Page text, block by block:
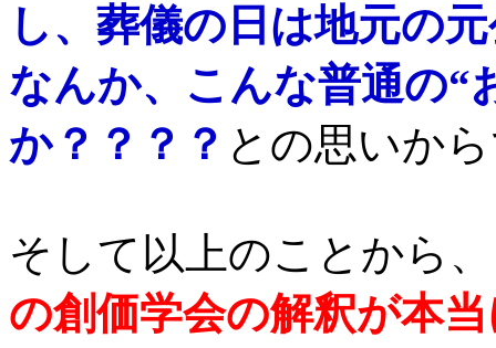
し、葬儀の日は地元の
なんか、こんな普通の“
か？？？？ との思いか
そして以上のことから
の創価学会の解釈が本